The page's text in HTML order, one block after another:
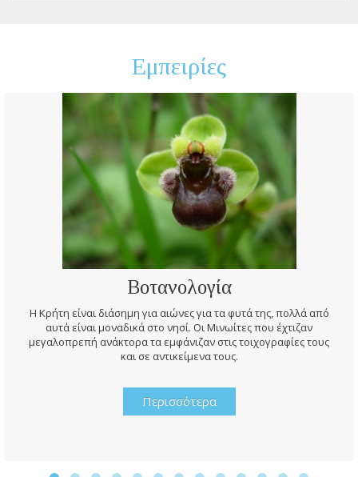
Εμπειρίες
Βοτανολογία
Η Κρήτη είναι διάσημη για αιώνες για τα φυτά της, πολλά από
αυτά είναι μοναδικά στο νησί. Οι Μινωίτες που έχτιζαν
μεγαλοπρεπή ανάκτορα τα εμφάνιζαν στις τοιχογραφίες τους
και σε αντικείμενα τους.
Περισσότερα